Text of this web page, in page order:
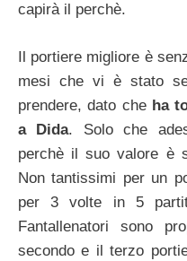
capirà il perchè.
Il portiere migliore è
mesi che vi è stato
prendere, dato che ha
a Dida. Solo che
perchè il suo valore è
Non tantissimi per un
per 3 volte in 5
Fantallenatori sono
secondo e il terzo